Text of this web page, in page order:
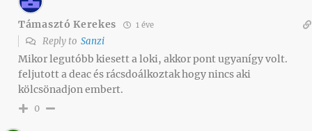
Támasztó Kerekes 1 éve
Reply to Sanzi
Mikor legutóbb kiesett a loki, akkor pont ugyanígy volt.
feljutott a deac és rácsdoálkoztak hogy nincs aki
kölcsönadjon embert.
0